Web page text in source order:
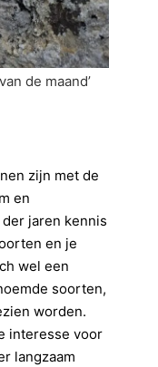
de maand’
zijn met de
en
jaren kennis
en je
wel een
soorten,
worden.
interesse voor
langzaam